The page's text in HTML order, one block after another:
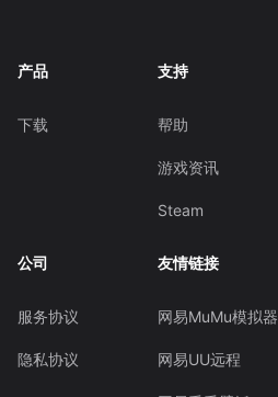
产品
下载
支持
帮助
游戏资讯
Steam
公司
服务协议
隐私协议
友情链接
网易MuMu模拟器
网易UU远程